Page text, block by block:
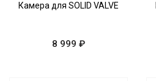
Камера для SOLID VALVE
8 999 ₽